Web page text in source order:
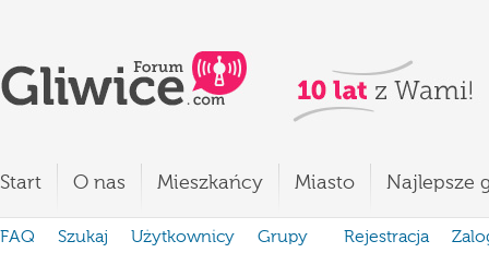
Start O nas Mieszkańcy Miasto Najlepsze
FAQ Szukaj Użytkownicy Grupy Rejestracja